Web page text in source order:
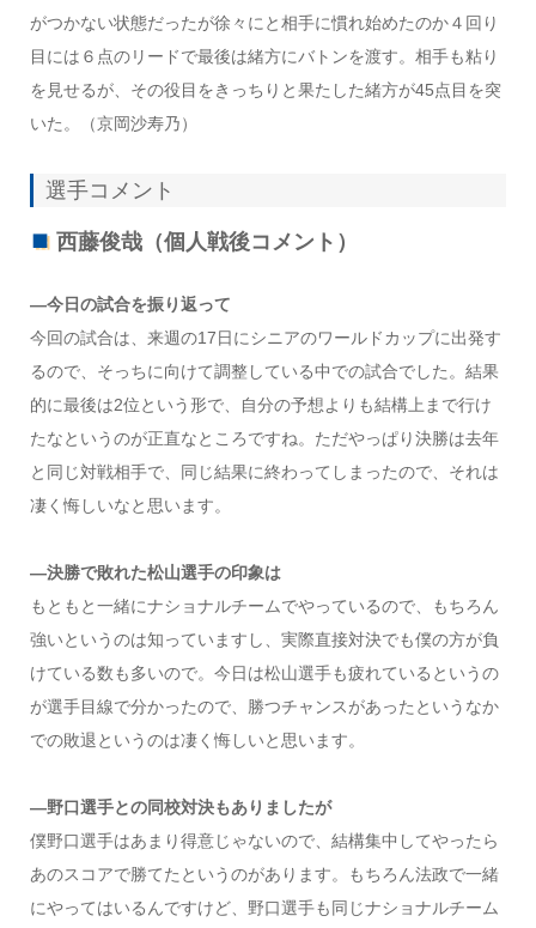
がつかない状態だったが徐々にと相手に慣れ始めたのか４回り
目には６点のリードで最後は緒方にバトンを渡す。相手も粘り
を見せるが、その役目をきっちりと果たした緒方が45点目を突
いた。（京岡沙寿乃）
選手コメント
西藤俊哉（個人戦後コメント）
―今日の試合を振り返って
今回の試合は、来週の17日にシニアのワールドカップに出発す
るので、そっちに向けて調整している中での試合でした。結果
的に最後は2位という形で、自分の予想よりも結構上まで行け
たなというのが正直なところですね。ただやっぱり決勝は去年
と同じ対戦相手で、同じ結果に終わってしまったので、それは
凄く悔しいなと思います。
―決勝で敗れた松山選手の印象は
もともと一緒にナショナルチームでやっているので、もちろん
強いというのは知っていますし、実際直接対決でも僕の方が負
けている数も多いので。今日は松山選手も疲れているというの
が選手目線で分かったので、勝つチャンスがあったというなか
での敗退というのは凄く悔しいと思います。
―野口選手との同校対決もありましたが
僕野口選手はあまり得意じゃないので、結構集中してやったら
あのスコアで勝てたというのがあります。もちろん法政で一緒
にやってはいるんですけど、野口選手も同じナショナルチーム